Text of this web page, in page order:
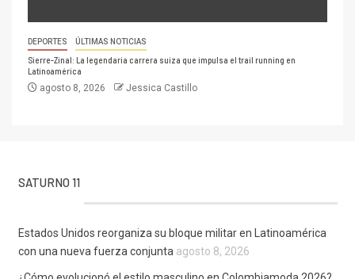
DEPORTES ÚLTIMAS NOTICIAS
Sierre-Zinal: La legendaria carrera suiza que impulsa el trail running en
Latinoamérica
agosto 8, 2026 Jessica Castillo
SATURNO 11
Estados Unidos reorganiza su bloque militar en Latinoamérica
con una nueva fuerza conjunta agosto 8, 2026